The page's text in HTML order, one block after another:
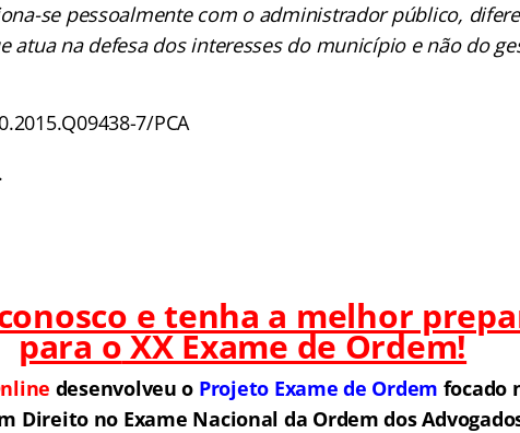
se pessoalmente com o administrador público,
atua na defesa dos interesses do município e não do
7/PCA
.
e tenha a melhor
para oXX Exame de Ordem!
desenvolveu o Projeto Exame de Ordem focado
Direito no Exame Nacional da Ordem dos